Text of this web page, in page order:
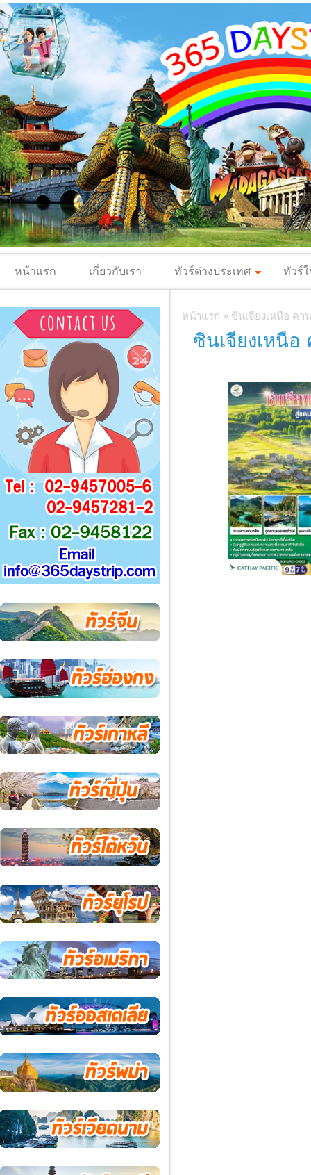
หน้าแรก เกี่ยวกับเรา ทัวร์ต่างประเทศ ทัวร์
หน้าแรก » ซินเจียงเหนือ ค
ซินเจียงเหนื